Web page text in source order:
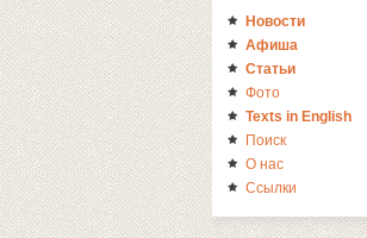
Новости
Афиша
Статьи
Фото
Texts in English
Поиск
О нас
Ссылки